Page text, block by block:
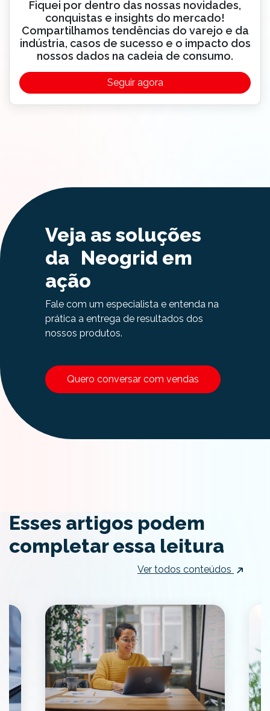
Fiquei por dentro das nossas novidades,
conquistas e insights do mercado!
Compartilhamos tendências do varejo e da
indústria, casos de sucesso e o impacto dos
nossos dados na cadeia de consumo.
Seguir agora
Veja as soluções
da Neogrid em
ação
Fale com um especialista e entenda na
prática a entrega de resultados dos
nossos produtos.
Quero conversar com vendas
Esses artigos podem
completar essa leitura
Ver todos conteúdos